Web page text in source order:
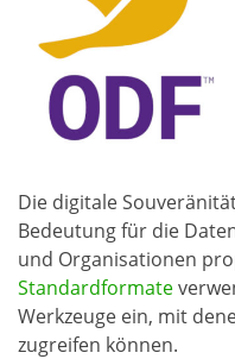
Die digitale
Bedeutung für die
und Organisationen
Standardformate
Werkzeuge ein, mit
zugreifen können.